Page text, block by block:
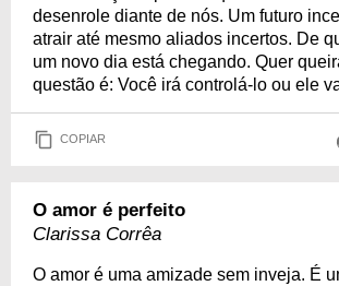
desenrole diante de nós. Um futuro
atrair até mesmo aliados incertos. De
um novo dia está chegando. Quer
questão é: Você irá controlá-lo ou ele
COPIAR
O amor é perfeito
Clarissa Corrêa
O amor é uma amizade sem inveja. É